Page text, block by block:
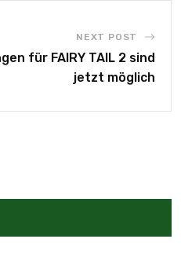
NEXT POST
für FAIRY TAIL 2 sind
jetzt möglich